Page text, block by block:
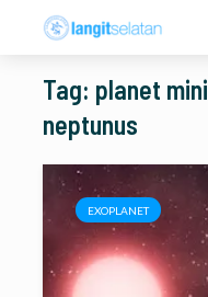
Tag: planet mini
neptunus
EXOPLANET